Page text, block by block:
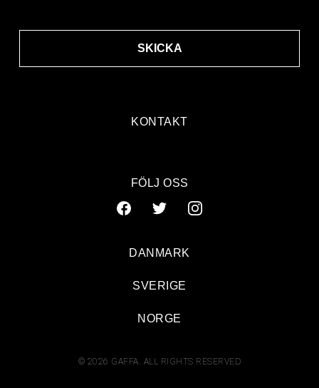
KONTAKT
SKICKA
FÖLJ OSS
© 2026 GAFFA. ALL RIGHTS RESERVED
DANMARK
SVERIGE
NORGE